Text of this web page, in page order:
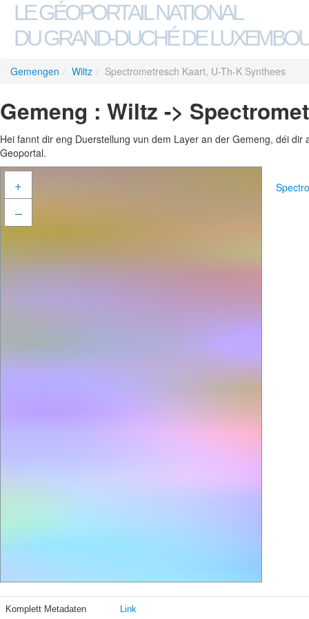
LE GÉOPORTAIL NATIONAL
DU GRAND-DUCHÉ DE
Gemengen / Wiltz / Spectrometresch Kaart, U-Th-K Synthees
Gemeng : Wiltz ->
Hei fannt dir eng Duerstellung vun dem Layer an der Gemeng, déi
Geoportal.
+
–
Komplett Metadaten Link